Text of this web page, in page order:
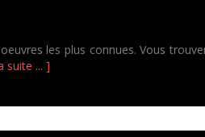
les plus connues. Vous
suite ... ]